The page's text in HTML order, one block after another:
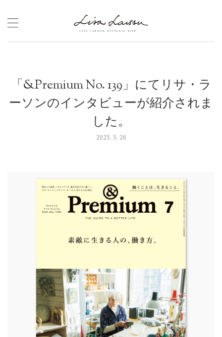
content
「&Premium No. 139」にてリサ・ラ
ーソンのインタビューが紹介されま
した。
2025. 5. 26